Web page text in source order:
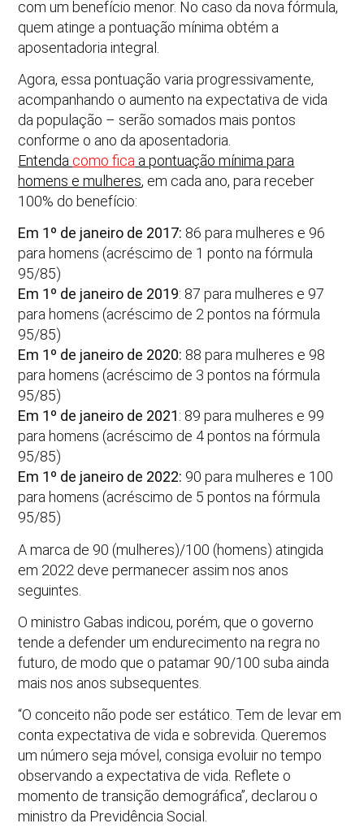
com um benefício menor. No caso da nova fórmula,
quem atinge a pontuação mínima obtém a
aposentadoria integral.
Agora, essa pontuação varia progressivamente,
acompanhando o aumento na expectativa de vida
da população – serão somados mais pontos
conforme o ano da aposentadoria.
Entenda como fica a pontuação mínima para
homens e mulheres, em cada ano, para receber
100% do benefício:
Em 1º de janeiro de 2017: 86 para mulheres e 96
para homens (acréscimo de 1 ponto na fórmula
95/85)
Em 1º de janeiro de 2019: 87 para mulheres e 97
para homens (acréscimo de 2 pontos na fórmula
95/85)
Em 1º de janeiro de 2020: 88 para mulheres e 98
para homens (acréscimo de 3 pontos na fórmula
95/85)
Em 1º de janeiro de 2021: 89 para mulheres e 99
para homens (acréscimo de 4 pontos na fórmula
95/85)
Em 1º de janeiro de 2022: 90 para mulheres e 100
para homens (acréscimo de 5 pontos na fórmula
95/85)
A marca de 90 (mulheres)/100 (homens) atingida
em 2022 deve permanecer assim nos anos
seguintes.
O ministro Gabas indicou, porém, que o governo
tende a defender um endurecimento na regra no
futuro, de modo que o patamar 90/100 suba ainda
mais nos anos subsequentes.
“O conceito não pode ser estático. Tem de levar em
conta expectativa de vida e sobrevida. Queremos
um número seja móvel, consiga evoluir no tempo
observando a expectativa de vida. Reflete o
momento de transição demográfica”, declarou o
ministro da Previdência Social.